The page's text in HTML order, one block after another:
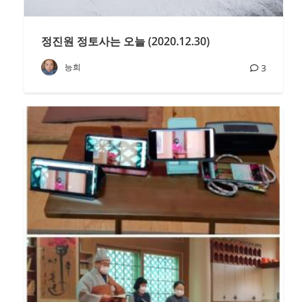
정진원 정토사는 오늘 (2020.12.30)
능희 3